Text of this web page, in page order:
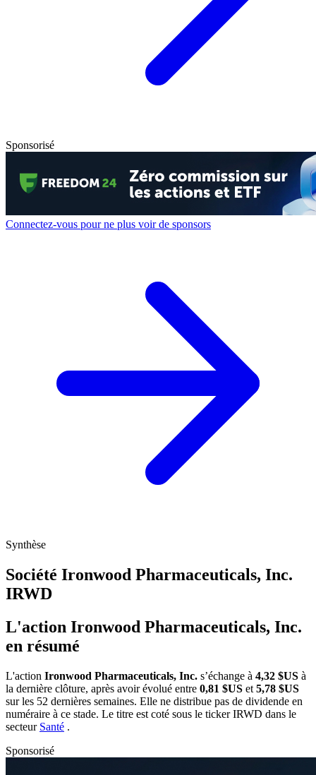
Sponsorisé
Connectez-vous pour ne plus voir de sponsors
Synthèse
Société Ironwood Pharmaceuticals, Inc.
IRWD
L'action Ironwood Pharmaceuticals, Inc.
en résumé
L'action Ironwood Pharmaceuticals, Inc. s’échange à 4,32 $US à
la dernière clôture, après avoir évolué entre 0,81 $US et 5,78 $US
sur les 52 dernières semaines. Elle ne distribue pas de dividende en
numéraire à ce stade. Le titre est coté sous le tickerIRWD dans le
secteur Santé .
Sponsorisé